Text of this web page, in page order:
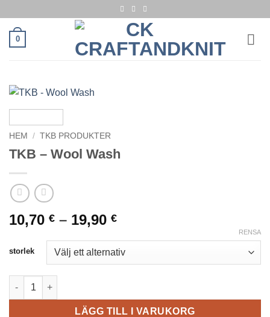
content
0
HEM / TKB PRODUKTER
TKB – Wool Wash
10,70 € – 19,90 €Prisintervall:
till
19,90 €
storlek
RENSA
TKB - Wool Wash mängd
LÄGG TILL I VARUKORG